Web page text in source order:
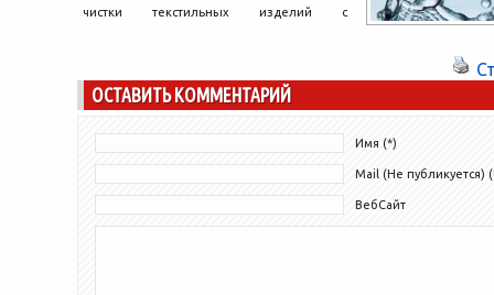
чистки текстильных изделий с
ОСТАВИТЬ КОММЕНТАРИЙ
Имя (*)
Mail (Не публикуется)
ВебСайт